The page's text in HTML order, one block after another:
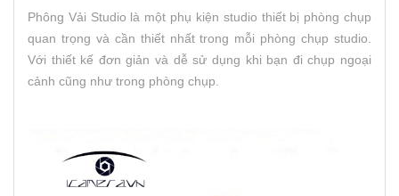
Phông Vải Studio là một phụ kiện studio thiết bị phòng chụp
quan trọng và cần thiết nhất trong mỗi phòng chụp studio.
Với thiết kế đơn giản và dễ sử dụng khi bạn đi chụp ngoại
cảnh cũng như trong phòng chụp.